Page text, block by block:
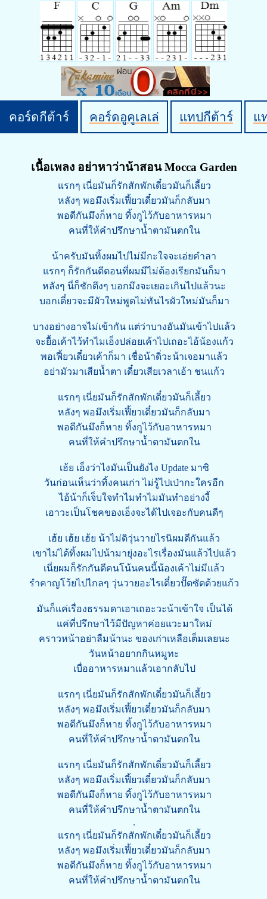
คอร์ดกีต้าร์ คอร์ดอูคูเลเล่ แทปกีต้าร์ แ
เนื้อเพลง อย่าหาว่าน้าสอน Mocca Garden
แรกๆ เนี่ยมันก็รักสักพักเดี๋ยวมันก็เลี้ยว
หลังๆ พอมึงเริ่มเฟี้ยวเดี๋ยวมันก็กลับมา
พอดีกันมึงก็หาย ทิ้งกูไว้กับอาหารหมา
คนที่ให้คำปรึกษาน้ำตามันตกใน
น้าครับมันทิ้งผมไปไม่มีกะใจจะเอ่ยคำลา
แรกๆ ก็รักกันดีตอนที่ผมมีไม่ต้องเรียกมันก็มา
หลังๆ นี่ก็ชักตึงๆ บอกมึงจะเยอะเกินไปแล้วนะ
บอกเดี๋ยวจะมีผัวใหม่พูดไม่ทันไรผัวใหม่มันก็มา
บางอย่างอาจไม่เข้ากัน แต่ว่าบางอันมันเข้าไปแล้ว
จะยื้อเค้าไว้ทำไมเอ็งปล่อยเค้าไปเถอะไอ้น้องแก้ว
พอเฟี้ยวเดี๋ยวเค้าก็มา เชื่อน้าดิ่วะน้าเจอมาแล้ว
อย่ามัวมาเสียน้ำตา เดี๋ยวเสียเวลาเอ้า ชนแก้ว
แรกๆ เนี่ยมันก็รักสักพักเดี๋ยวมันก็เลี้ยว
หลังๆ พอมึงเริ่มเฟี้ยวเดี๋ยวมันก็กลับมา
พอดีกันมึงก็หาย ทิ้งกูไว้กับอาหารหมา
คนที่ให้คำปรึกษาน้ำตามันตกใน
เฮ้ย เอ็งว่าไงมันเป็นยังไง Update มาซิ
วันก่อนเห็นว่าทิ้งคนเก่า ไม่รู้ไปเป่ากะใครอีก
ไอ้น้าก็เจ็บใจทำไมทำไมมันทำอย่างงี้
เอาวะเป็นโชคของเอ็งจะได้ไปเจอะกับคนดีๆ
เฮ้ย เฮ้ย เฮ้ย น้าไม่ดิวุ่นวายไรนิผมดีกันแล้ว
เขาไม่ได้ทิ้งผมไปน้ามายุ่งอะไรเรื่องมันแล้วไปแล้ว
เนี่ยผมก็รักกันดีคนโน้นคนนี้น้องเค้าไม่มีแล้ว
รำคาญโว้ยไปไกลๆ วุ่นวายอะไรเดี๋ยวปั๊ดซัดด้วยแก้ว
มันก็แค่เรื่องธรรมดาเอาเถอะวะน้าเข้าใจ เป็นได้
แค่ที่ปรึกษาไว้มีปัญหาค่อยแวะมาใหม่
คราวหน้าอย่าลืมน้านะ ของเก่าเหลือเต็มเลยนะ
วันหน้าอยากกินหมูทะ
เบื่ออาหารหมาแล้วเอากลับไป
แรกๆ เนี่ยมันก็รักสักพักเดี๋ยวมันก็เลี้ยว
หลังๆ พอมึงเริ่มเฟี้ยวเดี๋ยวมันก็กลับมา
พอดีกันมึงก็หาย ทิ้งกูไว้กับอาหารหมา
คนที่ให้คำปรึกษาน้ำตามันตกใน
แรกๆ เนี่ยมันก็รักสักพักเดี๋ยวมันก็เลี้ยว
หลังๆ พอมึงเริ่มเฟี้ยวเดี๋ยวมันก็กลับมา
พอดีกันมึงก็หาย ทิ้งกูไว้กับอาหารหมา
คนที่ให้คำปรึกษาน้ำตามันตกใน
.
แรกๆ เนี่ยมันก็รักสักพักเดี๋ยวมันก็เลี้ยว
หลังๆ พอมึงเริ่มเฟี้ยวเดี๋ยวมันก็กลับมา
พอดีกันมึงก็หาย ทิ้งกูไว้กับอาหารหมา
คนที่ให้คำปรึกษาน้ำตามันตกใน